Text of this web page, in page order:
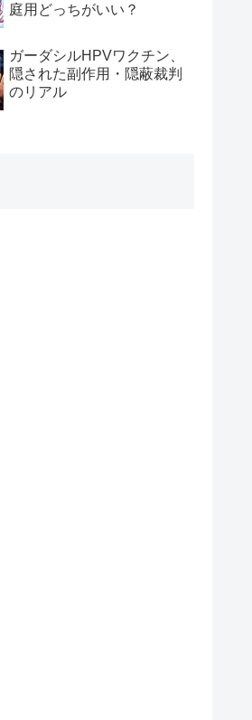
庭用どっちがいい？
ガーダシルHPVワクチン、
隠された副作用・隠蔽裁判
のリアル